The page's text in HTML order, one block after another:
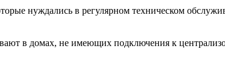
нуждались в регулярном техническом
в домах, не имеющих подключения к